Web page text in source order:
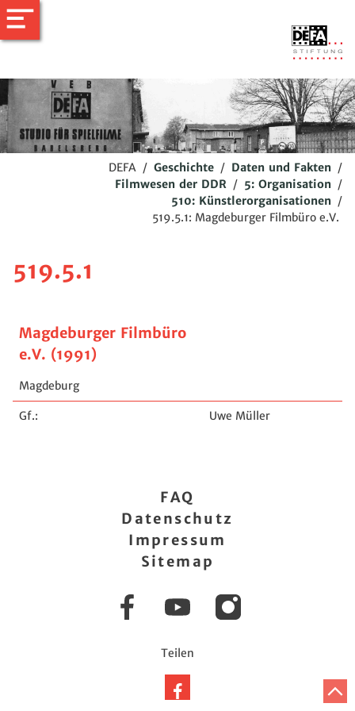
DEFA / Geschichte / Daten und Fakten /
Filmwesen der DDR / 5: Organisation /
510: Künstlerorganisationen /
519.5.1: Magdeburger Filmbüro e.V.
519.5.1
Magdeburger Filmbüro
e.V. (1991)
Magdeburg
Gf.: Uwe Müller
Teilen
Auf
FacebookYouTubeInstagram
FAQ
Datenschutz
Impressum
Sitemap